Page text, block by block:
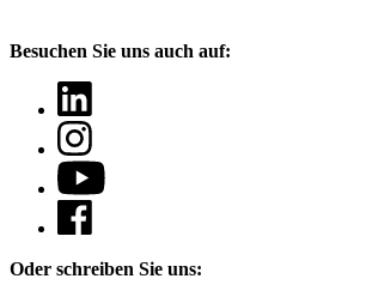
Besuchen Sie uns auch auf:
Oder schreiben Sie uns: